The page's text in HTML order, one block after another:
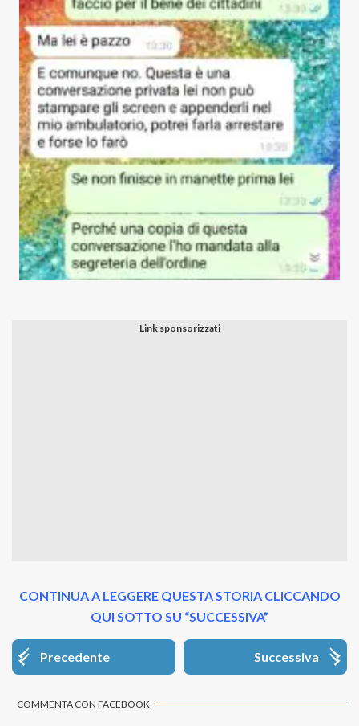
CONTINUA A LEGGERE QUESTA STORIA CLICCANDO
QUI SOTTO SU “SUCCESSIVA”
Precedente Successiva
COMMENTA CON FACEBOOK